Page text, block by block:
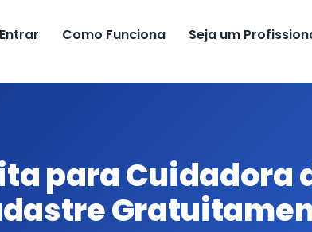
Entrar Como Funciona Seja um
para Cuidadora